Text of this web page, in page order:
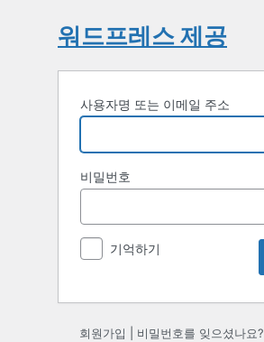
워드프레스 제공
사용자명 또는 이메일 주소
비밀번호
기억하기
회원가입 비밀번호를 잊으셨나요?